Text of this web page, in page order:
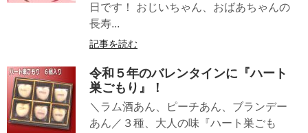
日です！ おじいちゃん、おばあちゃんの
長寿...
記事を読む
令和５年のバレンタインに『ハート
巣ごもり』！
＼ラム酒あん、ピーチあん、ブランデー
あん／３種、大人の味『ハート巣ごも